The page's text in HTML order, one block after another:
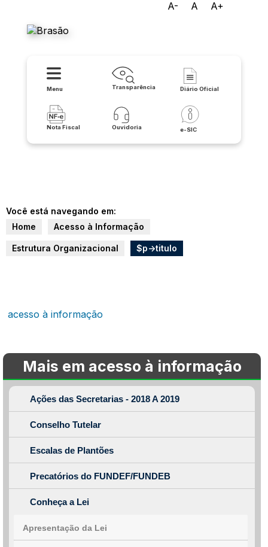
A- A A+
Menu Transparência Diário Oficial
Nota Fiscal Ouvidoria e-SIC
Você está navegando em:
Home
Acesso à Informação
Estrutura Organizacional $p->titulo
acesso à informação
Mais em acesso à informação
Ações das Secretarias - 2018 A 2019
Conselho Tutelar
Escalas de Plantões
Precatórios do FUNDEF/FUNDEB
Conheça a Lei
Apresentação da Lei